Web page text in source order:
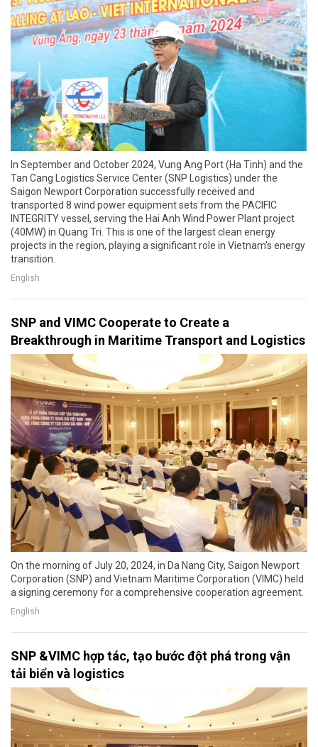
In September and October 2024, Vung Ang Port (Ha Tinh) and the
Tan Cang Logistics Service Center (SNP Logistics) under the
Saigon Newport Corporation successfully received and
transported 8 wind power equipment sets from the PACIFIC
INTEGRITY vessel, serving the Hai Anh Wind Power Plant project
(40MW) in Quang Tri. This is one of the largest clean energy
projects in the region, playing a significant role in Vietnam's energy
transition.
English
SNP and VIMC Cooperate to Create a
Breakthrough in Maritime Transport and Logistics
On the morning of July 20, 2024, in Da Nang City, Saigon Newport
Corporation (SNP) and Vietnam Maritime Corporation (VIMC) held
a signing ceremony for a comprehensive cooperation agreement.
English
SNP &VIMC hợp tác, tạo bước đột phá trong vận
tải biển và logistics